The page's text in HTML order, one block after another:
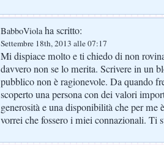
BabboViolaha scritto:
Settembre 18th, 2013 alle 07:17
Mi dispiace molto e ti chiedo di non
davvero non se lo merita. Scrivere in un
pubblico non è ragionevole. Da quando
scoperto una persona con dei valori
generosità e una disponibilità che per me
vorrei che fossero i miei connazionali. Ti